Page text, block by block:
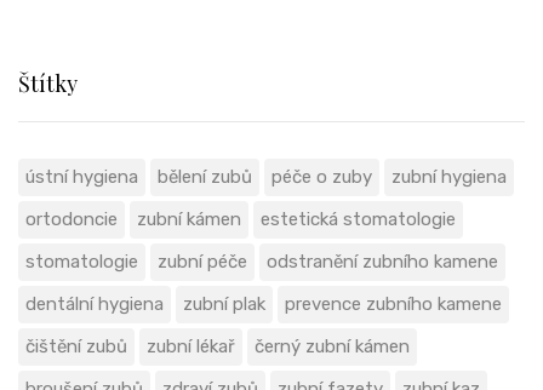
Štítky
ústní hygiena bělení zubů péče o zuby
zubní hygiena
ortodoncie
zubní kámen
estetická stomatologie
stomatologie
zubní péče
odstranění zubního kamene
dentální hygiena
zubní plak
prevence zubního kamene
čištění zubů
zubní lékař
černý zubní kámen